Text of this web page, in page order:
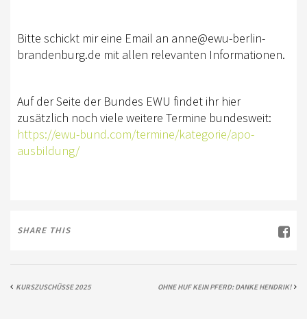
TURNIERFACHLEUTE
TRAINERVERZEICHNIS
LEHRVIDEOS
EWU BERLIN-BRANDENBURG
Bitte schickt mir eine Email an anne@ewu-berlin-
brandenburg.de mit allen relevanten Informationen.
Auf der Seite der Bundes EWU findet ihr hier
zusätzlich noch viele weitere Termine bundesweit:
https://ewu-bund.com/termine/kategorie/apo-
ausbildung/
SHARE THIS
KURSZUSCHÜSSE 2025 OHNE HUF KEIN PFERD: DANKE HENDRIK!